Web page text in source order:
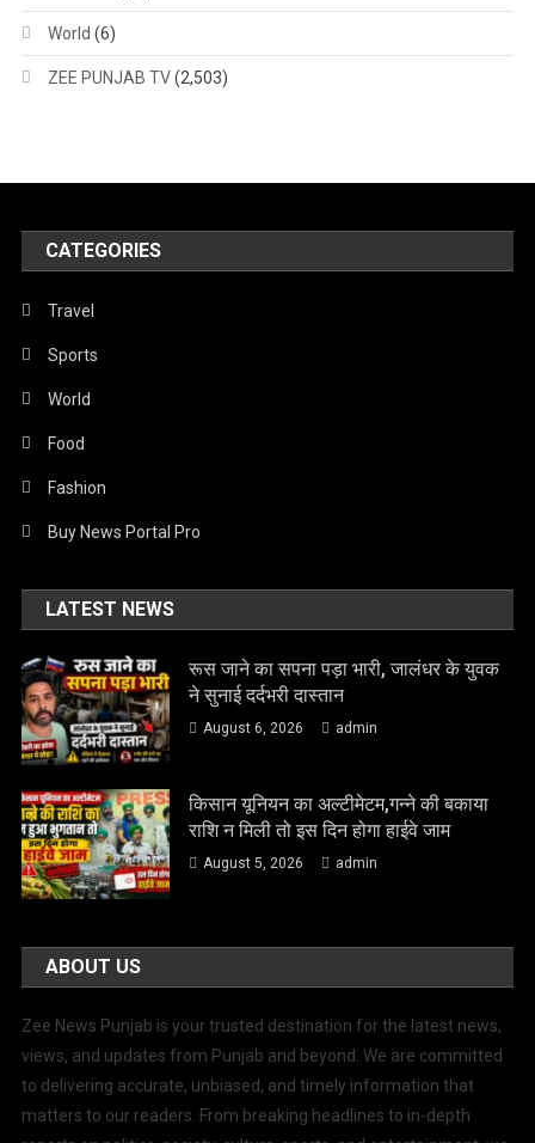
World (6)
ZEE PUNJAB TV(2,503)
CATEGORIES
Travel
Sports
World
Food
Fashion
Buy News Portal Pro
LATEST NEWS
रूस जाने का सपना पड़ा भारी, जालंधर के युवक
ने सुनाई दर्दभरी दास्तान
August 6, 2026 admin
किसान यूनियन का अल्टीमेटम,गन्ने की बकाया
राशि न मिली तो इस दिन होगा हाईवे जाम
August 5, 2026 admin
ABOUT US
Zee News Punjab is your trusted destination for the latest news,
views, and updates from Punjab and beyond. We are committed
to delivering accurate, unbiased, and timely information that
matters to our readers. From breaking headlines to in-depth